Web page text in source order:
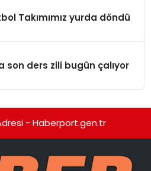
Takımımız yurda döndü
son ders zili bugün çalıyor
- Haberport.gen.tr